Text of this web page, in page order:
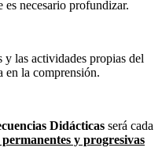
necesario profundizar.
y las actividades propias del
en la comprensión.
Didácticas será cada
y progresivas